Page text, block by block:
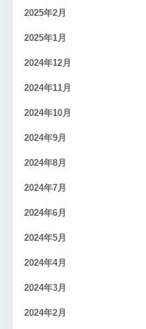
2025年2月
2025年1月
2024年12月
2024年11月
2024年10月
2024年9月
2024年8月
2024年7月
2024年6月
2024年5月
2024年4月
2024年3月
2024年2月